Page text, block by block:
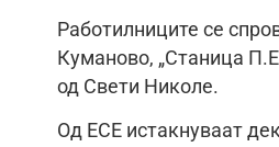
Работилниците се
Куманово, „Станица
од Свети Николе.
Од ЕСЕ истакнуваат